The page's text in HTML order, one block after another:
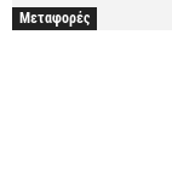
Μεταφορές